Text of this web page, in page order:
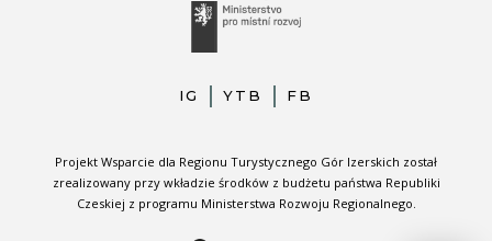
IG YTB FB
Projekt Wsparcie dla Regionu Turystycznego Gór Izerskich został
zrealizowany przy wkładzie środków z budżetu państwa Republiki
Czeskiej z programu Ministerstwa Rozwoju Regionalnego.